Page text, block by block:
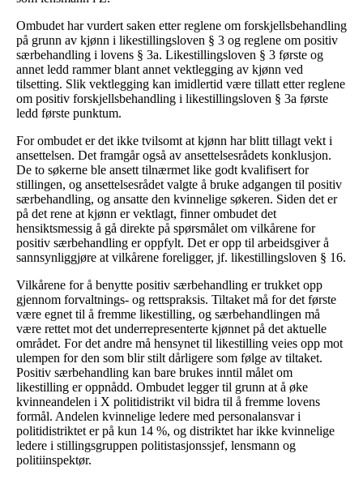
Ombudet har vurdert saken etter reglene om forskjellsbehandling
på grunn av kjønn i likestillingsloven § 3 og reglene om positiv
særbehandling i lovens § 3a. Likestillingsloven § 3 første og
annet ledd rammer blant annet vektlegging av kjønn ved
tilsetting. Slik vektlegging kan imidlertid være tillatt etter reglene
om positiv forskjellsbehandling i likestillingsloven § 3a første
ledd første punktum.
For ombudet er det ikke tvilsomt at kjønn har blitt tillagt vekt i
ansettelsen. Det framgår også av ansettelsesrådets konklusjon.
De to søkerne ble ansett tilnærmet like godt kvalifisert for
stillingen, og ansettelsesrådet valgte å bruke adgangen til positiv
særbehandling, og ansatte den kvinnelige søkeren. Siden det er
på det rene at kjønn er vektlagt, finner ombudet det
hensiktsmessig å gå direkte på spørsmålet om vilkårene for
positiv særbehandling er oppfylt. Det er opp til arbeidsgiver å
sannsynliggjøre at vilkårene foreligger, jf. likestillingsloven § 16.
Vilkårene for å benytte positiv særbehandling er trukket opp
gjennom forvaltnings- og rettspraksis. Tiltaket må for det første
være egnet til å fremme likestilling, og særbehandlingen må
være rettet mot det underrepresenterte kjønnet på det aktuelle
området. For det andre må hensynet til likestilling veies opp mot
ulempen for den som blir stilt dårligere som følge av tiltaket.
Positiv særbehandling kan bare brukes inntil målet om
likestilling er oppnådd. Ombudet legger til grunn at å øke
kvinneandelen i X politidistrikt vil bidra til å fremme lovens
formål. Andelen kvinnelige ledere med personalansvar i
politidistriktet er på kun 14 %, og distriktet har ikke kvinnelige
ledere i stillingsgruppen politistasjonssjef, lensmann og
politiinspektør.